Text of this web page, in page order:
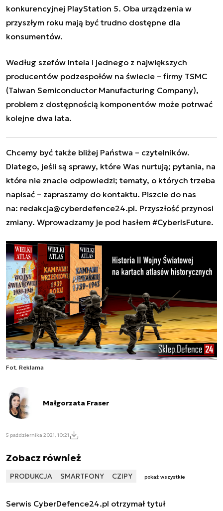
konkurencyjnej PlayStation 5. Oba urządzenia w
przyszłym roku mają być trudno dostępne dla
konsumentów.
Według szefów Intela i jednego z największych
producentów podzespołów na świecie – firmy TSMC
(Taiwan Semiconductor Manufacturing Company),
problem z dostępnością komponentów może potrwać
kolejne dwa lata.
Chcemy być także bliżej Państwa – czytelników.
Dlatego, jeśli są sprawy, które Was nurtują; pytania, na
które nie znacie odpowiedzi; tematy, o których trzeba
napisać – zapraszamy do kontaktu. Piszcie do nas
na: redakcja@cyberdefence24.pl. Przyszłość przynosi
zmiany. Wprowadzamy je pod hasłem #CyberIsFuture.
Fot. Reklama
Małgorzata Fraser
5 października 2021, 10:21
Zobacz również
PRODUKCJA SMARTFONY CZIPY pokaż wszystkie
Serwis CyberDefence24.pl otrzymał tytuł